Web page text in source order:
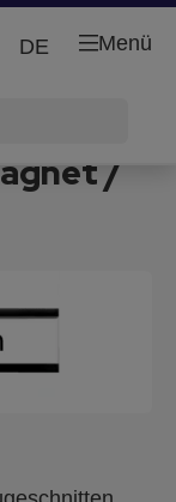
Menü
DE
/